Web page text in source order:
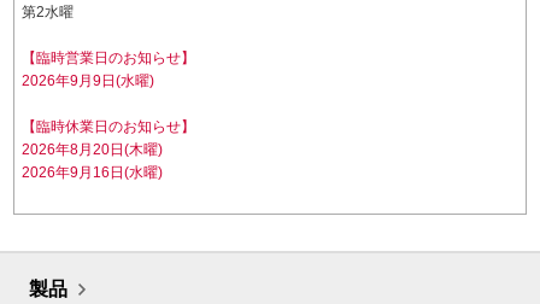
第2水曜
【臨時営業日のお知らせ】
2026年9月9日(水曜)
【臨時休業日のお知らせ】
2026年8月20日(木曜)
2026年9月16日(水曜)
製品